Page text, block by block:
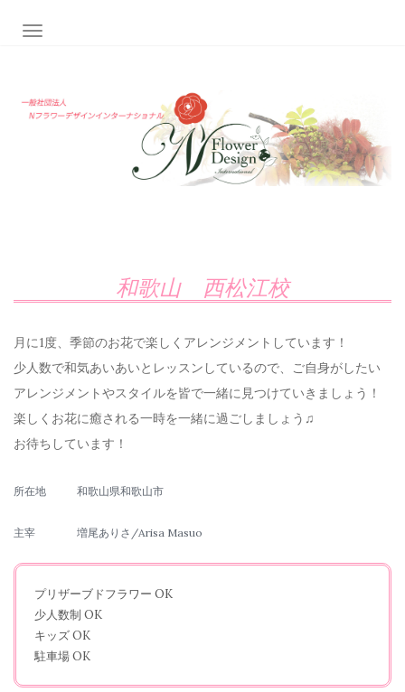
ナビゲーション切り替え
和歌山 西松江校
月に1度、季節のお花で楽しくアレンジメントしています！
少人数で和気あいあいとレッスンしているので、ご自身がしたい
アレンジメントやスタイルを皆で一緒に見つけていきましょう！
楽しくお花に癒される一時を一緒に過ごしましょう♫
お待ちしています！
所在地 和歌山県和歌山市
主宰 増尾ありさ/Arisa Masuo
プリザーブドフラワー OK
少人数制 OK
キッズ OK
駐車場 OK